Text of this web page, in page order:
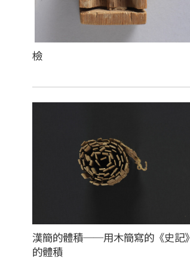
檢
漢簡的體積──用木簡寫的《史記》
的體積